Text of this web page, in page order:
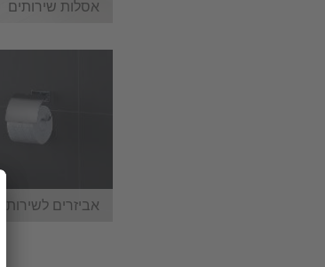
אסלות שירותים
אביזרים לשירותים